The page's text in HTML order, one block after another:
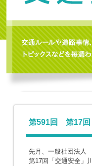
第591回 第17回
先月、一般社団法人
第17回「交通安全」